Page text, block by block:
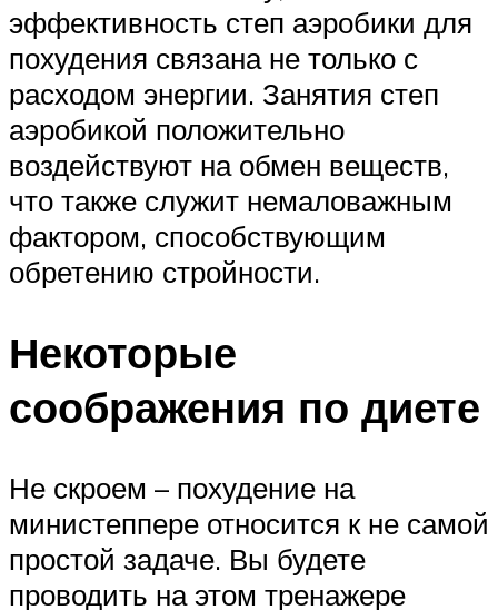
эффективность степ аэробики для
похудения связана не только с
расходом энергии. Занятия степ
аэробикой положительно
воздействуют на обмен веществ,
что также служит немаловажным
фактором, способствующим
обретению стройности.
Некоторые
соображения по диете
Не скроем – похудение на
министеппере относится к не самой
простой задаче. Вы будете
проводить на этом тренажере